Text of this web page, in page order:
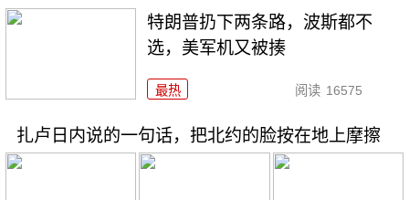
特朗普扔下两条路，波斯都不
选，美军机又被揍
最热 阅读 16575
扎卢日内说的一句话，把北约的脸按在地上摩擦